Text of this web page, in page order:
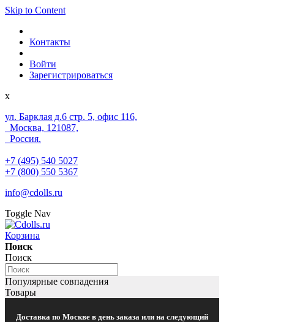
Skip to Content
Контакты
Войти
Зарегистрироваться
x
ул. Барклая д.6 стр. 5, офис 116,
Москва, 121087,
Россия.
+7 (495) 540 5027
+7 (800) 550 5367
info@cdolls.ru
Toggle Nav
Корзина
Поиск
Поиск
Популярные совпадения
Товары
Доставка по Москве в день заказа или на следующий